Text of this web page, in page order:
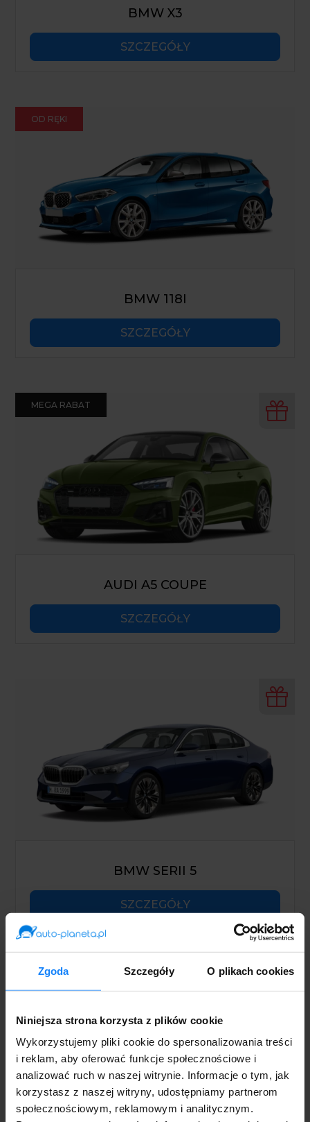
Zgoda Szczegóły O plikach cookies
Niniejsza strona korzysta z plików cookie
Wykorzystujemy pliki cookie do spersonalizowania treści
i reklam, aby oferować funkcje społecznościowe i
analizować ruch w naszej witrynie. Informacje o tym, jak
korzystasz z naszej witryny, udostępniamy partnerom
społecznościowym, reklamowym i analitycznym.
BMW X3
SZCZEGÓŁY
OD RĘKI
BMW 118I
SZCZEGÓŁY
MEGA RABAT
AUDI A5 COUPE
SZCZEGÓŁY
BMW SERII 5
SZCZEGÓŁY
MEGA RABAT